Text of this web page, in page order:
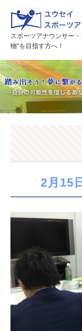
スポーツアナウンサー
物"を目指す方へ！
HOME
講座紹介
活躍中の卒業生・
2月15